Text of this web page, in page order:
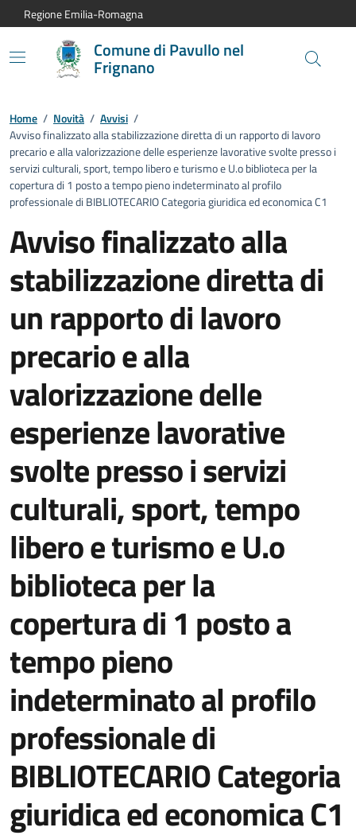
Vai al contenuto principale
Vai alla navigazione del sito
Vai al piede di pagina
Regione Emilia-Romagna
Comune di Pavullo nel
Frignano
Home / Novità / Avvisi /
Avviso finalizzato alla stabilizzazione diretta di un rapporto di lavoro
precario e alla valorizzazione delle esperienze lavorative svolte presso i
servizi culturali, sport, tempo libero e turismo e U.o biblioteca per la
copertura di 1 posto a tempo pieno indeterminato al profilo
professionale di BIBLIOTECARIO Categoria giuridica ed economica C1
Avviso finalizzato alla
stabilizzazione diretta di
un rapporto di lavoro
precario e alla
valorizzazione delle
esperienze lavorative
svolte presso i servizi
culturali, sport, tempo
libero e turismo e U.o
biblioteca per la
copertura di 1 posto a
tempo pieno
indeterminato al profilo
professionale di
BIBLIOTECARIO Categoria
giuridica ed economica C1